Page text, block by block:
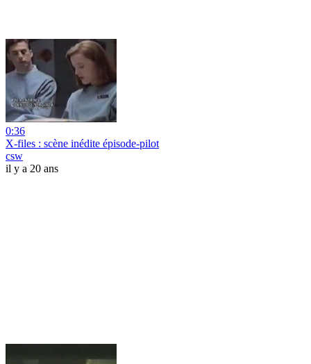
0:36
X-files : scène inédite épisode-pilot
csw
il y a 20 ans